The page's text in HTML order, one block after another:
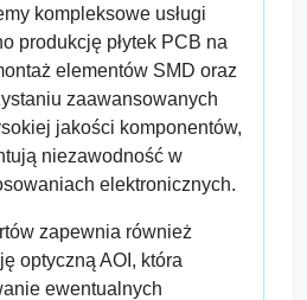
kompleksowe usługi
produkcję płytek PCB na
elementów SMD oraz
zaawansowanych
jakości komponentów,
niezawodność w
elektronicznych.
zapewnia również
optyczną AOI, która
ewentualnych